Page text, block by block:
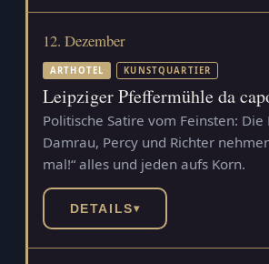
12. Dezember
ARTHOTEL KUNSTQUARTIER
Leipziger Pfeffermühle da
Politische Satire vom Feinsten:
Damrau, Percy und Richter
mal!“ alles und jeden aufs Korn.
DETAILS▾